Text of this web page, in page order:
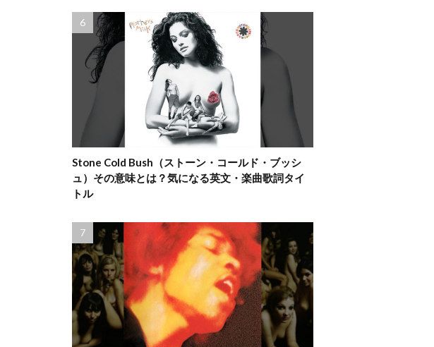
Stone Cold Bush（ストーン・コールド・ブッシ
ュ）その意味とは？気になる英文・楽曲歌詞タイ
トル